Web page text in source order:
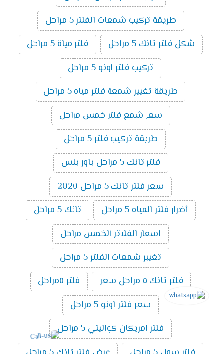
طريقة تركيب شمعات الفلتر 5 مراحل
شكل فلتر تانك 5 مراحل
فلتر مياة 5 مراحل
تركيب فلتر اونو 5 مراحل
طريقة تغيير شمعة فلتر مياه 5 مراحل
سعر شمع فلتر خمس مراحل
طريقة تركيب فلتر 5 مراحل
فلتر تانك 5 مراحل باور بلس
سعر فلتر تانك 5 مراحل 2020
أضرار فلتر المياه 5 مراحل
تانك 5 مراحل
اسعار الفلاتر الخمس مراحل
تغيير شمعات الفلتر 5 مراحل
فلتر تانك ٥ مراحل سعر
فلتر ٥مراحل
سعر فلتر اونو 5 مراحل
فلتر امريكان كواليتي 5 مراحل